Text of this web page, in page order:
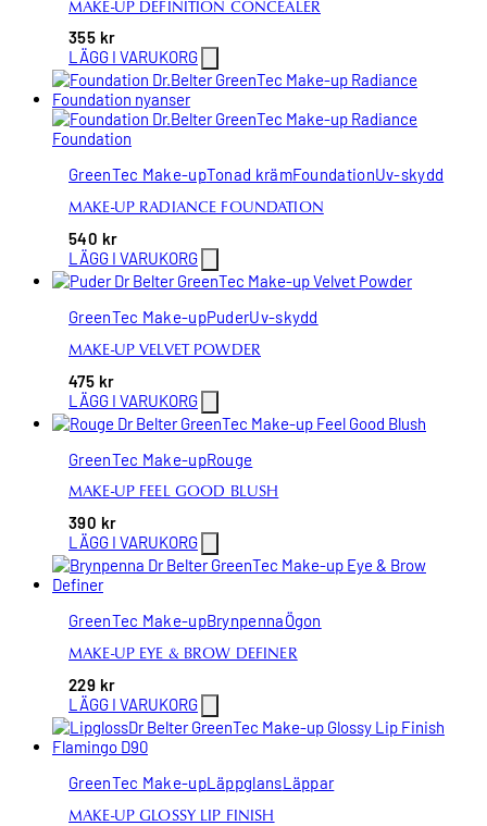
MAKE-UP DEFINITION CONCEALER
355 kr
LÄGG I VARUKORG
GreenTec Make-upTonad krämFoundationUv-skydd
MAKE-UP RADIANCE FOUNDATION
540 kr
LÄGG I VARUKORG
GreenTec Make-upPuderUv-skydd
MAKE-UP VELVET POWDER
475 kr
LÄGG I VARUKORG
GreenTec Make-upRouge
MAKE-UP FEEL GOOD BLUSH
390 kr
LÄGG I VARUKORG
GreenTec Make-upBrynpennaÖgon
MAKE-UP EYE & BROW DEFINER
229 kr
LÄGG I VARUKORG
GreenTec Make-upLäppglansLäppar
MAKE-UP GLOSSY LIP FINISH